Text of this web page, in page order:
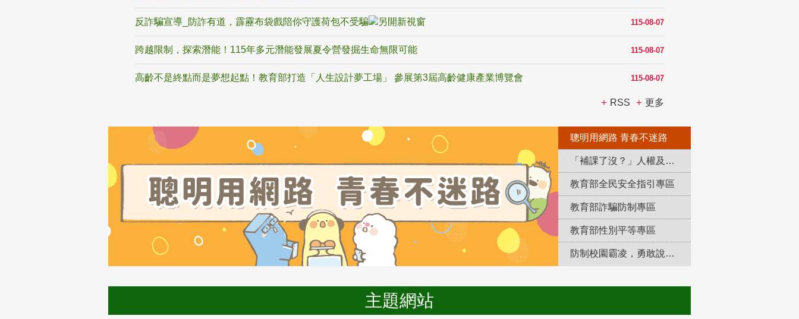
115-08-07
反詐騙宣導_防詐有道，霹靂布袋戲陪你守護荷包不受騙
115-08-07
跨越限制，探索潛能！115年多元潛能發展夏令營發掘生命無限可能
115-08-07
高齡不是終點而是夢想起點！教育部打造「人生設計夢工場」 參展第3屆高齡健康產業博覽會
RSS 更多
聰明用網路 青春不迷路
「補課了沒？」人權及轉型正義教育專區
教育部全民安全指引專區
教育部詐騙防制專區
教育部性別平等專區
防制校園霸凌，勇敢說出來！
主題網站